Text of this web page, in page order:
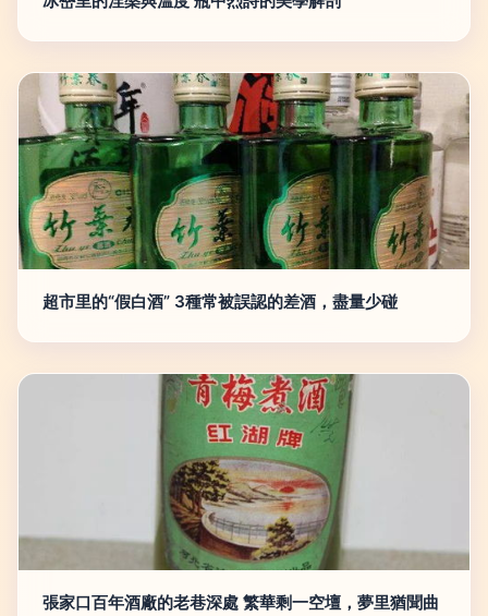
超市里的“假白酒” 3種常被誤認的差酒，盡量少碰
張家口百年酒廠的老巷深處 繁華剩一空壇，夢里猶聞曲